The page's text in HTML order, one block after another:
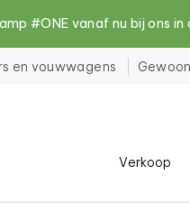
en vouwwagens
Verkoop
#ONE vanaf nu bij ons in